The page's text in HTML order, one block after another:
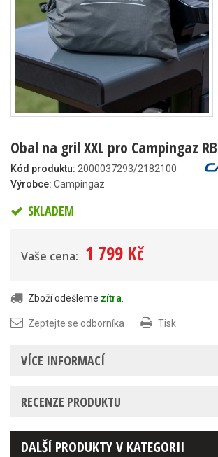
Obal na gril XXL pro Campingaz
Kód produktu: 2000037293/2182100
Výrobce: Campingaz
SKLADEM
Vaše cena: 1 799 Kč
Zboží odešleme zítra
Zeptejte se odborníka Tisk
VÍCE INFORMACÍ
RECENZE PRODUKTU
DALŠÍ PRODUKTY V KATEGORII